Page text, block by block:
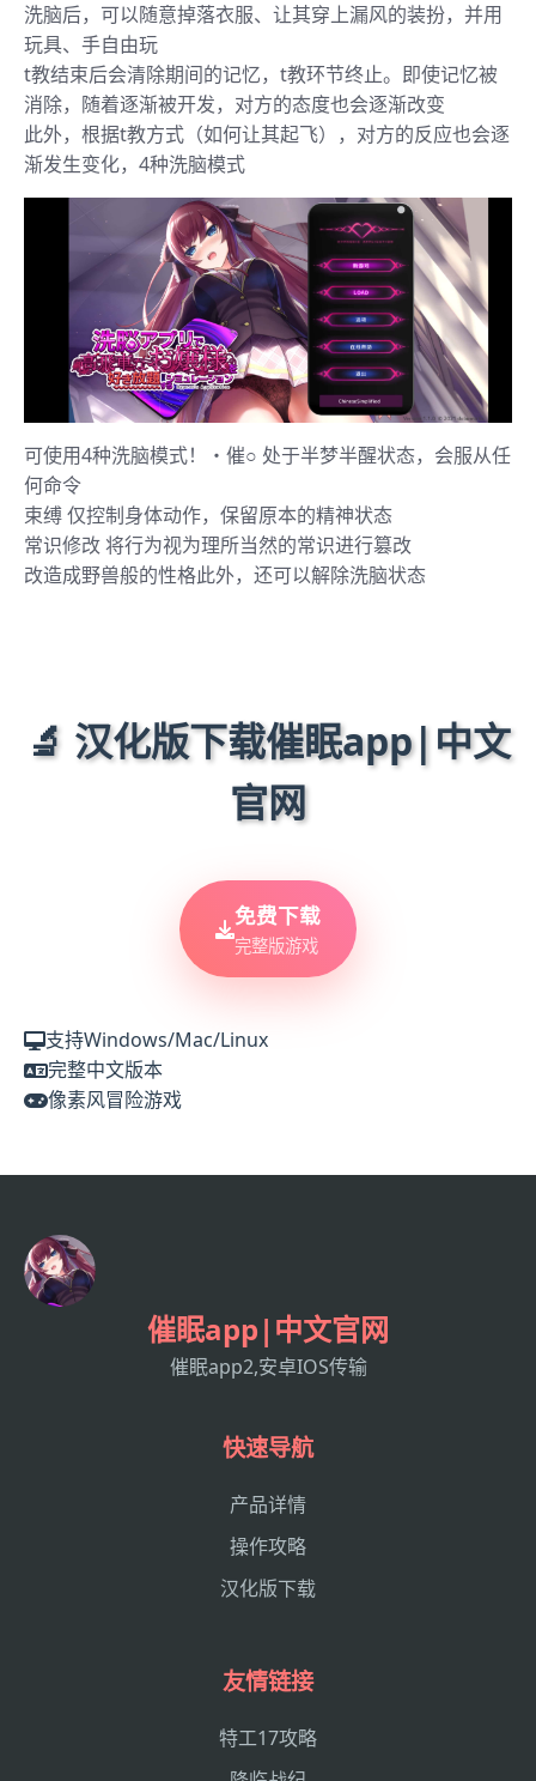
洗脑后，可以随意掉落衣服、让其穿上漏风的装扮，并用
玩具、手自由玩
t教结束后会清除期间的记忆，t教环节终止。即使记忆被
消除，随着逐渐被开发，对方的态度也会逐渐改变
此外，根据t教方式（如何让其起飞），对方的反应也会逐
渐发生变化，4种洗脑模式
可使用4种洗脑模式！・催○ 处于半梦半醒状态，会服从任
何命令
束缚 仅控制身体动作，保留原本的精神状态
常识修改 将行为视为理所当然的常识进行篡改
改造成野兽般的性格此外，还可以解除洗脑状态
🔬 汉化版下载催眠app|中文
官网
免费下载
完整版游戏
支持Windows/Mac/Linux
完整中文版本
像素风冒险游戏
催眠app|中文官网
催眠app2,安卓IOS传输
快速导航
产品详情
操作攻略
汉化版下载
友情链接
特工17攻略